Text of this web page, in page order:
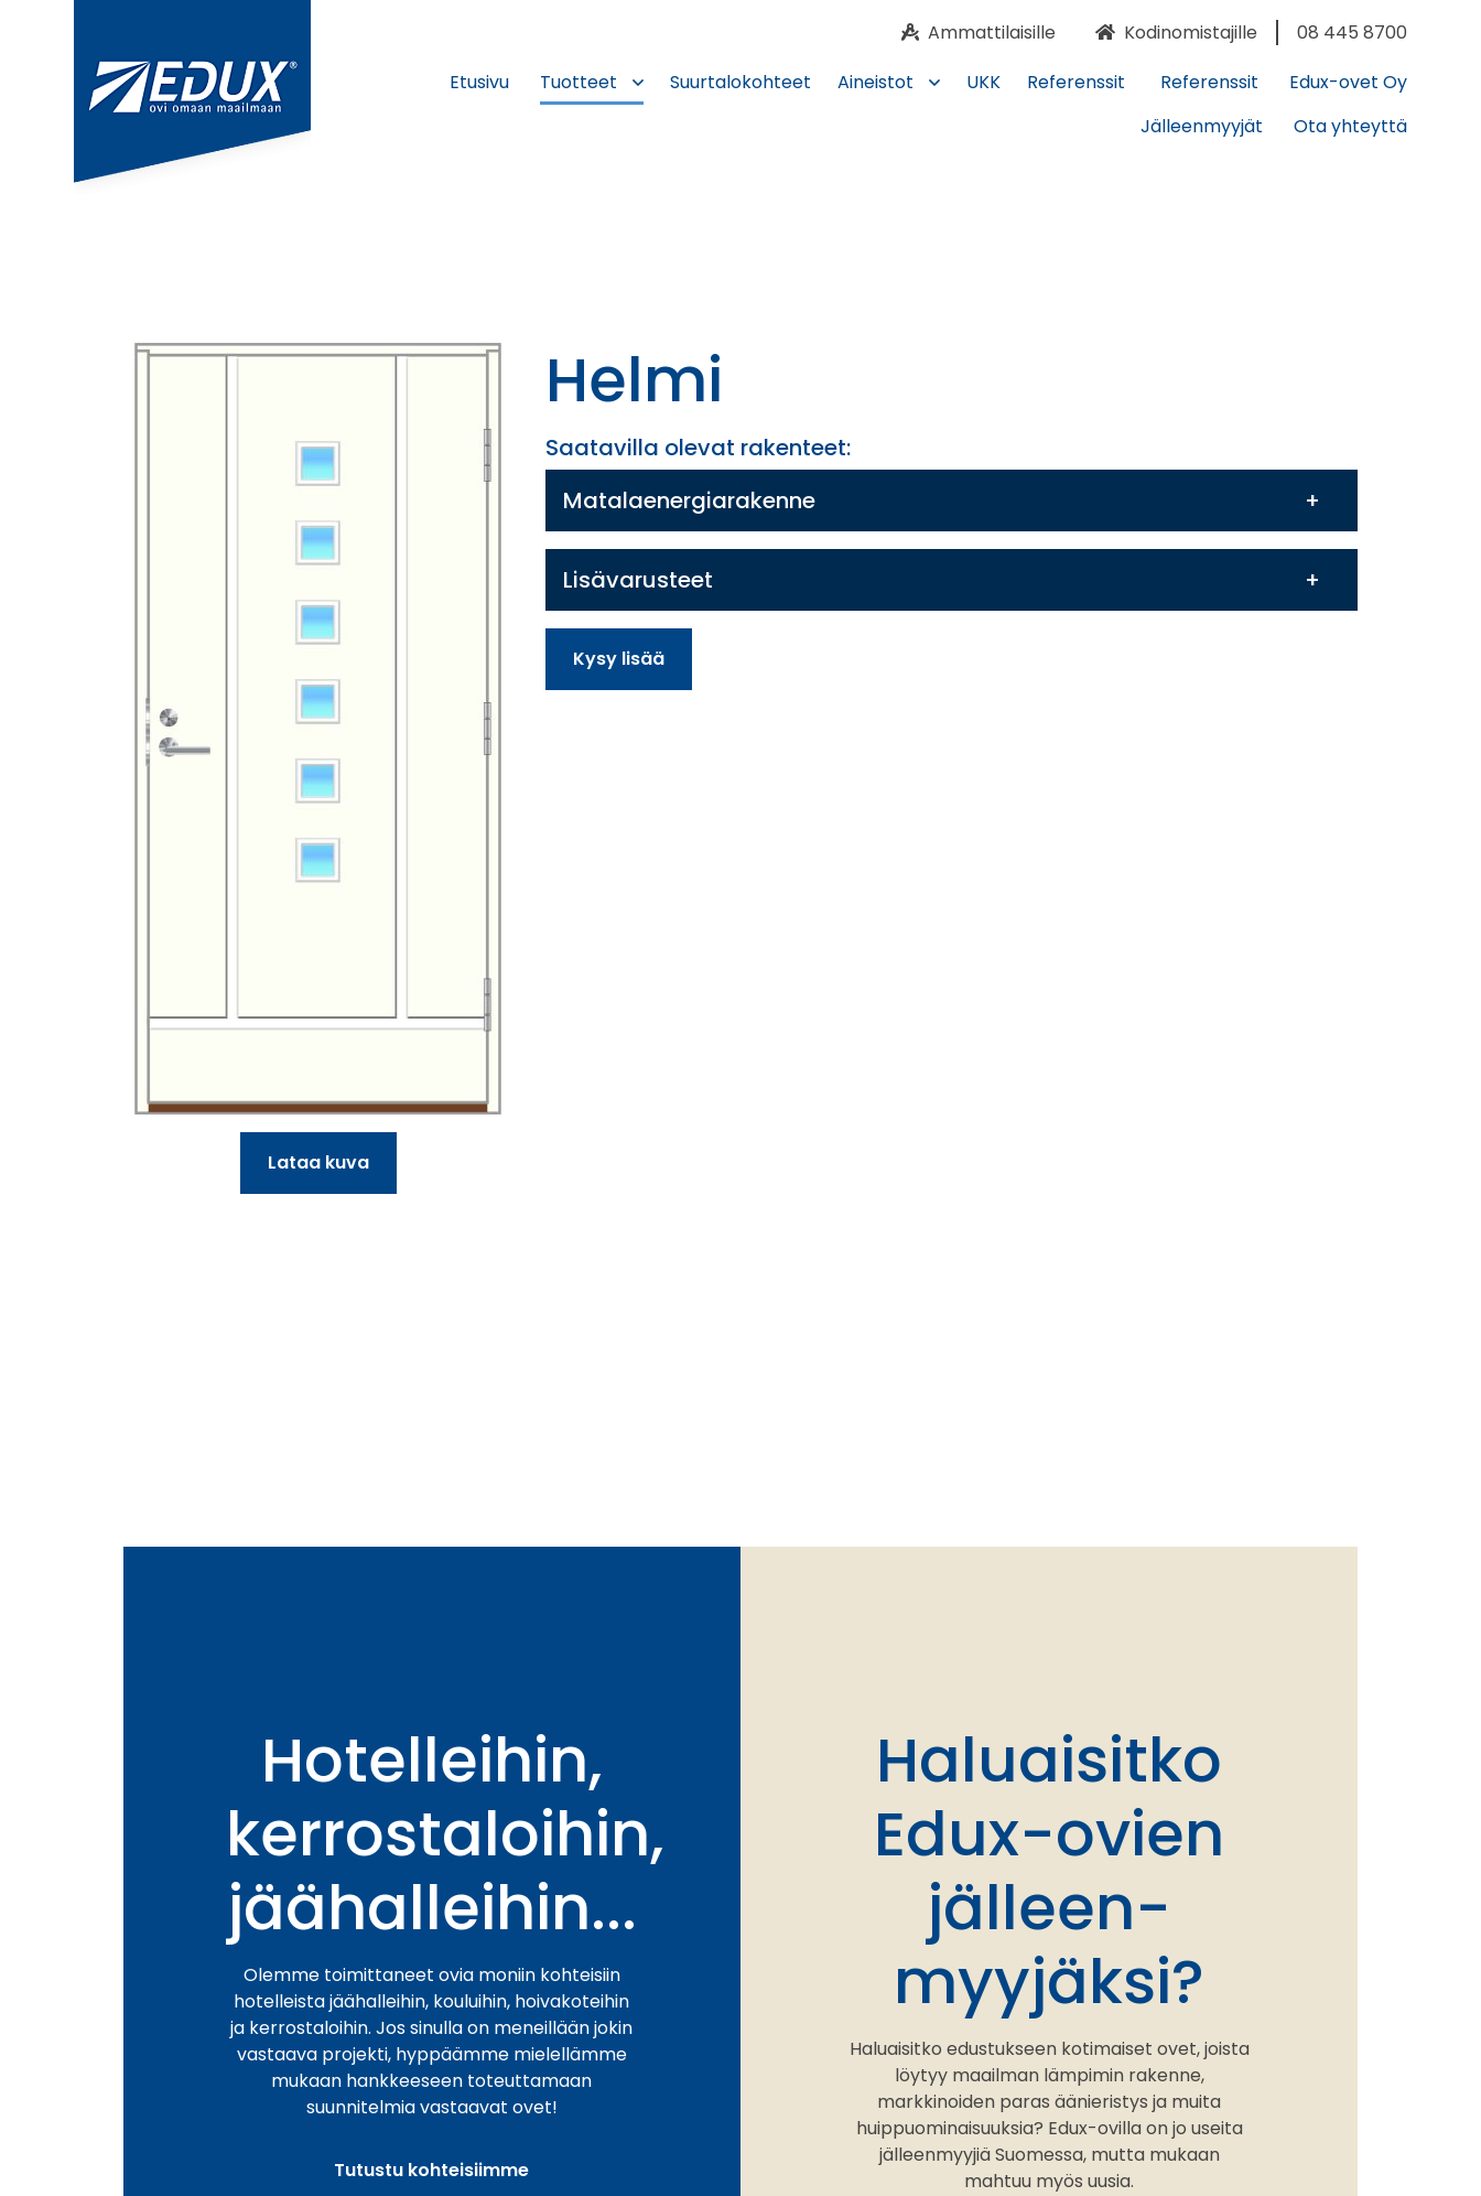
Ammattilaisille Kodinomistajille
08 445 8700
Etusivu
Tuotteet Suurtalokohteet Aineistot UKK Referenssit Referenssit
Edux-ovet Oy
Jälleenmyyjät
Ota yhteyttä
Lataa kuva
Helmi
Saatavilla olevat rakenteet:
Matalaenergiarakenne
Lisävarusteet
Kysy lisää
Hotelleihin,
kerrostaloihin,
jäähalleihin...
Olemme toimittaneet ovia moniin kohteisiin
hotelleista jäähalleihin, kouluihin, hoivakoteihin
ja kerrostaloihin. Jos sinulla on meneillään jokin
vastaava projekti, hyppäämme mielellämme
mukaan hankkeeseen toteuttamaan
suunnitelmia vastaavat ovet!
Tutustu kohteisiimme
Haluaisitko
Edux-ovien
jälleen­
myyjäksi?
Haluaisitko edustukseen kotimaiset ovet, joista
löytyy maailman lämpimin rakenne,
markkinoiden paras äänieristys ja muita
huippuominaisuuksia? Edux-ovilla on jo useita
jälleenmyyjiä Suomessa, mutta mukaan
mahtuu myös uusia.